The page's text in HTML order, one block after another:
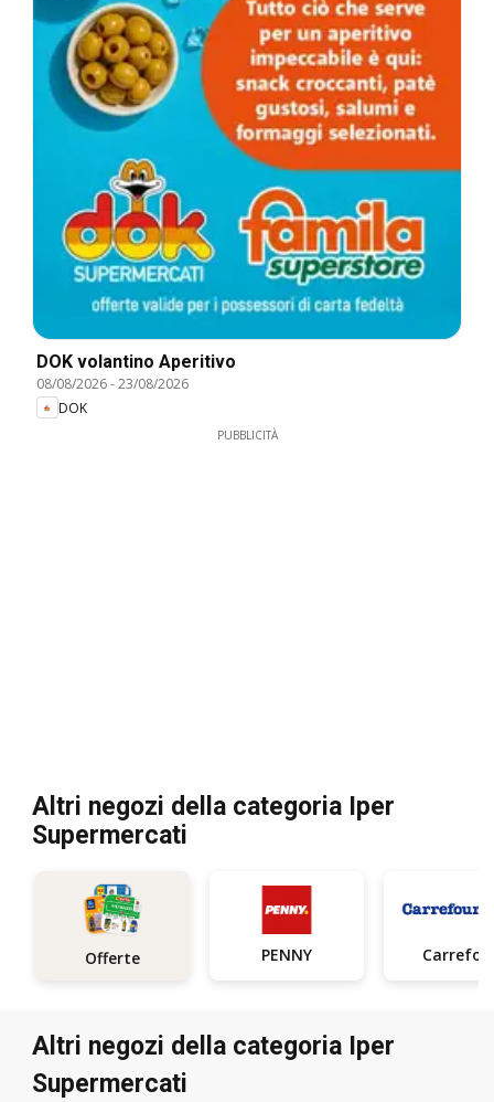
DOK volantino Aperitivo
08/08/2026-23/08/2026
DOK
PUBBLICITÀ
Altri negozi della categoria Iper
Supermercati
Offerte PENNY
Altri negozi della categoria Iper
Supermercati